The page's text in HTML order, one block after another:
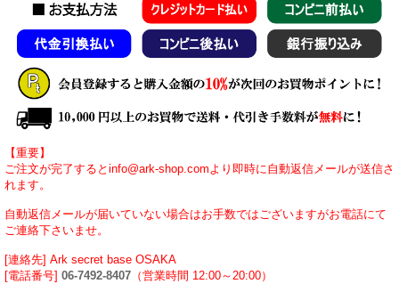
【重要】
ご注文が完了するとinfo@ark-shop.comより即時に自動返信メールが送信さ
れます。
自動返信メールが届いていない場合はお手数ではございますがお電話にて
ご連絡下さいませ。
[連絡先] Ark secret base OSAKA
[電話番号] 06-7492-8407 （営業時間 12:00～20:00）